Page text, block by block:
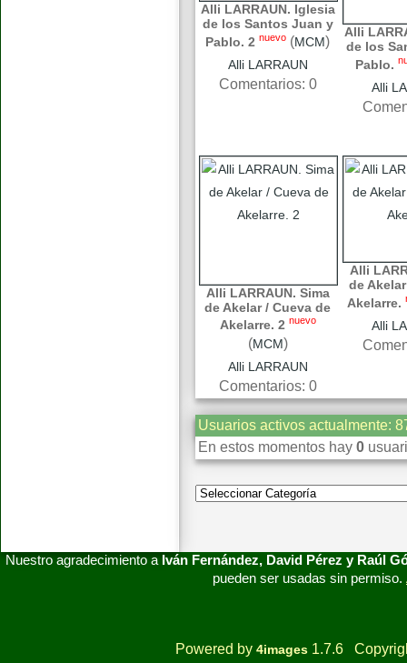
Alli LARRAUN. Iglesia
de los Santos Juan y
Pablo. 2 nuevo (MCM)
Alli LARRAUN
Comentarios: 0
Alli
de los
Pablo.
Alli
Alli LARRAUN. Sima
de Akelar / Cueva de
Akelarre. 2 nuevo
(MCM)
Alli LARRAUN
Comentarios: 0
Alli
de
Akelarre.
Alli
Usuarios activos actualmente:
En estos momentos hay 0
Nuestro agradecimiento a Iván Fernández, David Pérez y Raúl
pueden ser usadas sin permiso.
Powered by 4images 1.7.6